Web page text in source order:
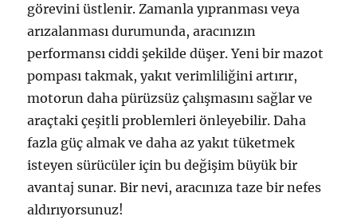
görevini üstlenir. Zamanla yıpranması veya
arızalanması durumunda, aracınızın
performansı ciddi şekilde düşer. Yeni bir mazot
pompası takmak, yakıt verimliliğini artırır,
motorun daha pürüzsüz çalışmasını sağlar ve
araçtaki çeşitli problemleri önleyebilir. Daha
fazla güç almak ve daha az yakıt tüketmek
isteyen sürücüler için bu değişim büyük bir
avantaj sunar. Bir nevi, aracınıza taze bir nefes
aldırıyorsunuz!